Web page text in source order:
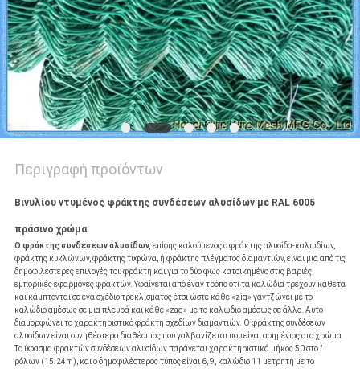
Περιγραφή προϊόντων
Βινυλίου ντυμένος φράκτης συνδέσεων αλυσίδων με RAL 6005
πράσινο χρώμα
Ο φράκτης συνδέσεων αλυσίδων, επίσης καλούμενος ο φράκτης αλυσίδα-καλωδίων,
φράκτης κυκλώνων, φράκτης τυφώνα, ή φράκτης πλέγματος διαμαντιών, είναι μια από τις
δημοφιλέστερες επιλογές του φράκτη και για το δύο φως κατοικημένο στις βαριές
εμπορικές εφαρμογές φρακτών. Υφαίνεται από έναν τρόπο ότι τα καλώδια τρέχουν κάθετα
και κάμπτονται σε ένα σχέδιο τρεκλίσματος έτσι ώστε κάθε «zig» γαντζώνει με το
καλώδιο αμέσως σε μια πλευρά και κάθε «zag» με το καλώδιο αμέσως σε άλλο. Αυτό
διαμορφώνει το χαρακτηριστικό φράκτη σχεδίων διαμαντιών. Ο φράκτης συνδέσεων
αλυσίδων είναι συνηθέστερα διαθέσιμος που γαλβανίζεται που είναι ασημένιος στο χρώμα.
Το ύφασμα φρακτών συνδέσεων αλυσίδων παράγεται χαρακτηριστικά μήκος 50 στο "
ρόλων (15.24m), και ο δημοφιλέστερος τύπος είναι 6, 9, καλώδιο 11 μετρητή με το